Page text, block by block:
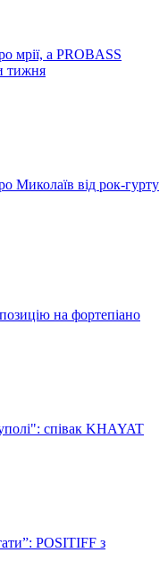
мрії, а PROBASS
тижня
Миколаїв від рок-гурту
на фортепіано
співак KHAYAT
POSITIFF з